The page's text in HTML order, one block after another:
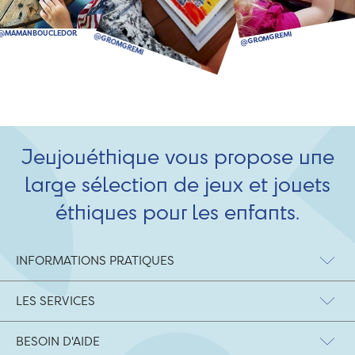
Jeujouéthique vous propose une
large sélection de jeux et jouets
éthiques pour les enfants.
INFORMATIONS PRATIQUES
LES SERVICES
BESOIN D'AIDE